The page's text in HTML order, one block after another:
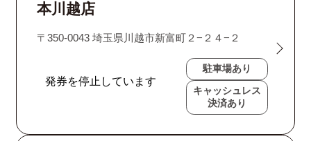
本川越店
〒350-0043 埼玉県川越市新富町２−２４−２
駐車場あり
キャッシュレス
決済あり